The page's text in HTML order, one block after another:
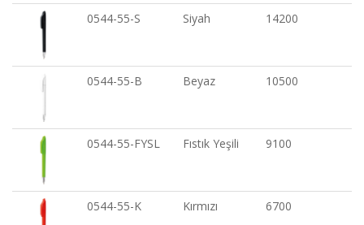
0544-55-S Siyah 14200
0544-55-B Beyaz 10500
0544-55-FYSL Fıstık Yeşili 9100
0544-55-K Kırmızı 6700